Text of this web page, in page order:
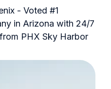
- Voted #1
in Arizona with 24/7
PHX Sky Harbor